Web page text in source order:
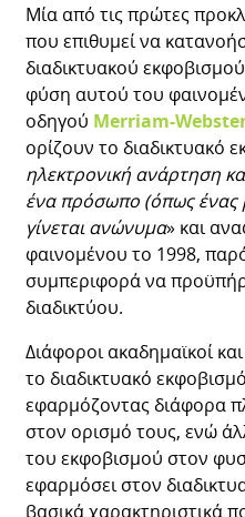
Μία από τις πρώτες
που επιθυμεί να
διαδικτυακού
φύση αυτού του
οδηγού Merriam-
ορίζουν το διαδικτυακό
ηλεκτρονική ανάρτηση
ένα πρόσωπο (όπως ένας
γίνεται ανώνυμα» και
φαινομένου το 1998,
συμπεριφορά να
διαδικτύου.
Διάφοροι ακαδημαϊκοί
το διαδικτυακό
εφαρμόζοντας διάφορα
στον ορισμό τους, ενώ
του εκφοβισμού στον
εφαρμόσει στον
βασικά χαρακτηριστικά